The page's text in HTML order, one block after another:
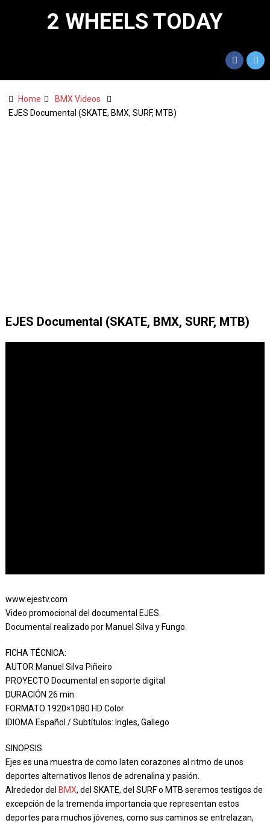
2 WHEELS TODAY
Home
BMX Videos
EJES Documental (SKATE, BMX, SURF, MTB)
EJES Documental (SKATE, BMX, SURF, MTB)
www.ejestv.com
Video promocional del documental EJES.
Documental realizado por Manuel Silva y Fungo.
FICHA TÉCNICA:
AUTOR Manuel Silva Piñeiro
PROYECTO Documental en soporte digital
DURACIÓN 26 min.
FORMATO 1920×1080 HD Color
IDIOMA Español / Subtítulos: Ingles, Gallego
SINOPSIS
Ejes es una muestra de como laten corazones al ritmo de unos
deportes alternativos llenos de adrenalina y pasión.
Alrededor del BMX, del SKATE, del SURF o MTB seremos testigos de
excepción de la tremenda importancia que representan estos
deportes para muchos jóvenes, como sus caminos se entrelazan,